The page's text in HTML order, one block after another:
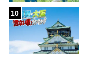
10